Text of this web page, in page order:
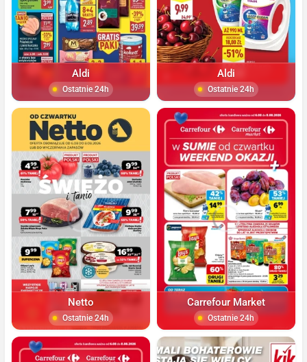
Aldi
Ostatnie 24h
Aldi
Ostatnie 24h
Netto
Ostatnie 24h
Carrefour Market
Ostatnie 24h